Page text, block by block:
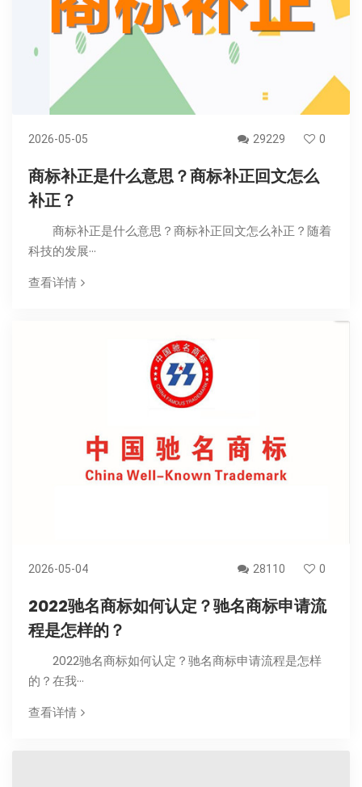
2026-05-05 29229 0
商标补正是什么意思？商标补正回文怎么
补正？
商标补正是什么意思？商标补正回文怎么补正？随着
科技的发展···
查看详情
2026-05-04 28110 0
2022驰名商标如何认定？驰名商标申请流
程是怎样的？
2022驰名商标如何认定？驰名商标申请流程是怎样
的？在我···
查看详情